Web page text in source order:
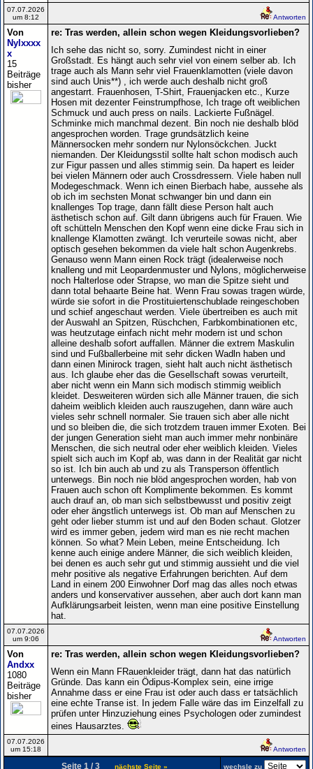
07.07.2026
um 8:12
Antworten
Von
Nylxxxx
x
15
Beiträge
bisher
re: Tras werden, allein schon wegen Kleidungsvorlieben?
Ich sehe das nicht so, sorry. Zumindest nicht in einer
Großstadt. Es hängt auch sehr viel von einem selber ab. Ich
trage auch als Mann sehr viel Frauenklamotten (viele davon
sind auch Unis**) , ich werde auch deshalb nicht groß
angestarrt. Frauenhosen, T-Shirt, Frauenjacken etc., Kurze
Hosen mit dezenter Feinstrumpfhose, Ich trage oft weiblichen
Schmuck und auch press on nails. Lackierte Fußnägel.
Schminke mich manchmal dezent. Bin noch nie deshalb blöd
angesprochen worden. Trage grundsätzlich keine
Männersocken mehr sondern nur Nylonsöckchen. Juckt
niemanden. Der Kleidungsstil sollte halt schon modisch auch
zur Figur passen und alles stimmig sein. Da hapert es leider
bei vielen Männern oder auch Crossdressern. Viele haben null
Modegeschmack. Wenn ich einen Bierbach habe, aussehe als
ob ich im sechsten Monat schwanger bin und dann ein
knallenges Top trage, dann fällt diese Person halt auch
ästhetisch schon auf. Gilt dann übrigens auch für Frauen. Wie
oft schütteln Menschen den Kopf wenn eine dicke Frau sich in
knallenge Klamotten zwängt. Ich verurteile sowas nicht, aber
optisch gesehen bekommen da viele halt schon Augenkrebs.
Genauso wenn Mann einen Rock trägt (idealerweise noch
knalleng und mit Leopardenmuster und Nylons, möglicherweise
noch Halterlose oder Strapse, wo man die Spitze sieht und
dann total behaarte Beine hat. Wenn Frau sowas tragen würde,
würde sie sofort in die Prostituiertenschublade reingeschoben
und schief angeschaut werden. Viele übertreiben es auch mit
der Auswahl an Spitzen, Rüschchen, Farbkombinationen etc,
was heutzutage einfach nicht mehr modern ist und schon
alleine deshalb sofort auffallen. Männer die extrem Maskulin
sind und Fußballerbeine mit sehr dicken Wadln haben und
dann einen Minirock tragen, sieht halt auch nicht ästhetisch
aus. Ich glaube eher das die Gesellschaft sowas verurteilt,
aber nicht wenn ein Mann sich modisch stimmig weiblich
kleidet. Desweiteren würden sich alle Männer trauen, die sich
daheim weiblich kleiden auch rauszugehen, dann wäre auch
vieles sehr schnell normaler. Sie trauen sich aber alle nicht
und so bleiben die, die sich trotzdem trauen immer Exoten. Bei
der jungen Generation sieht man auch immer mehr nonbinäre
Menschen, die sich neutral oder eher weiblich kleiden. Vieles
spielt sich auch im Kopf ab, was dann in der Realität gar nicht
so ist. Ich bin auch ab und zu als Transperson öffentlich
unterwegs. Bin noch nie blöd angesprochen worden, hab von
Frauen auch schon oft Komplimente bekommen. Es kommt
auch drauf an, ob man sich selbstbewusst und positiv zeigt
oder eher ängstlich unterwegs ist. Ob man auf Menschen zu
geht oder lieber stumm ist und auf den Boden schaut. Glotzer
wird es immer geben, jedem wird man es nie recht machen
können. So what? Mein Leben, meine Entscheidung. Ich
kenne auch einige andere Männer, die sich weiblich kleiden,
bei denen es auch sehr gut und stimmig aussieht und die viel
mehr positive als negative Erfahrungen berichten. Auf dem
Land in einem 200 Einwohner Dorf mag das alles noch etwas
anders und konservativer aussehen, aber auch dort kann man
Aufklärungsarbeit leisten, wenn man eine positive Einstellung
hat.
07.07.2026
um 9:06
Antworten
Von
Andxx
1080
Beiträge
bisher
re: Tras werden, allein schon wegen Kleidungsvorlieben?
Wenn ein Mann FRauenkleider trägt, dann hat das natürlich
Gründe. Das kann ein Ödipus-Komplex sein, eine irrige
Annahme dass er eine Frau ist oder auch dass er tatsächlich
eine echte Transe ist. In jedem Falle wäre das im Einzelfall zu
prüfen unter Hinzuziehung eines Psychologen oder zumindest
eines Hausarztes.
07.07.2026
um 15:18
Antworten
Seite 1 / 3 nächste Seite » wechsle zu